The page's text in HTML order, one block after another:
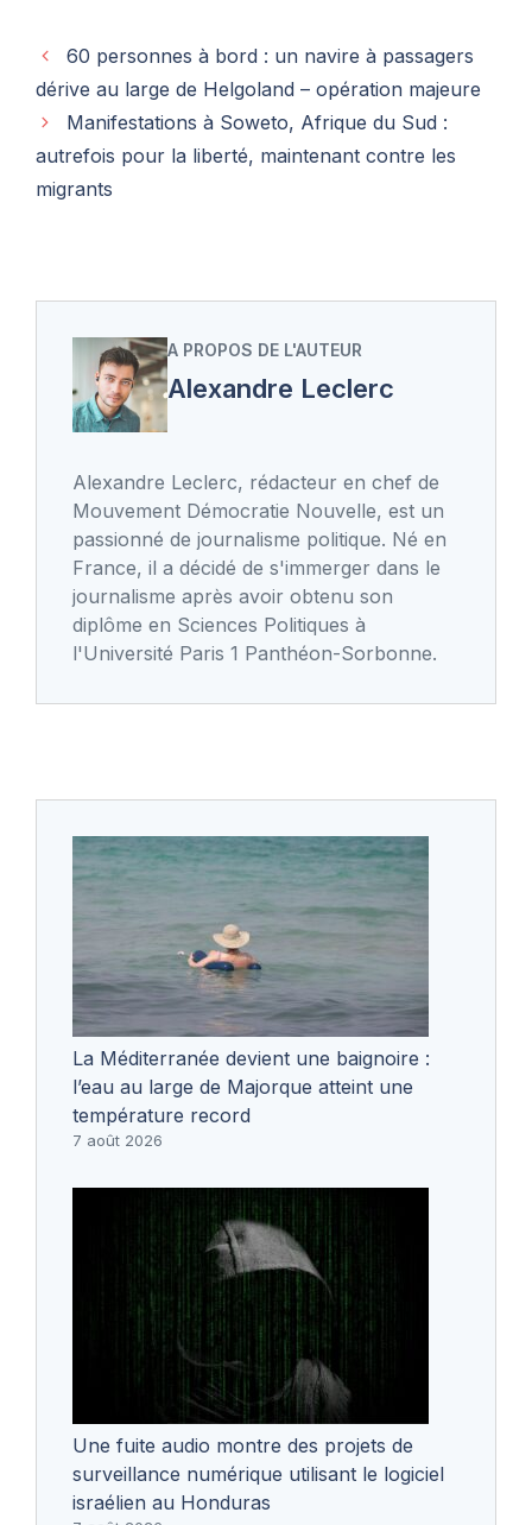
60 personnes à bord : un navire à passagers
dérive au large de Helgoland – opération majeure
Manifestations à Soweto, Afrique du Sud :
autrefois pour la liberté, maintenant contre les
migrants
A PROPOS DE L'AUTEUR
Alexandre Leclerc
Alexandre Leclerc, rédacteur en chef de
Mouvement Démocratie Nouvelle, est un
passionné de journalisme politique. Né en
France, il a décidé de s'immerger dans le
journalisme après avoir obtenu son
diplôme en Sciences Politiques à
l'Université Paris 1 Panthéon-Sorbonne.
La Méditerranée devient une baignoire :
l’eau au large de Majorque atteint une
température record
7 août 2026
Une fuite audio montre des projets de
surveillance numérique utilisant le logiciel
israélien au Honduras